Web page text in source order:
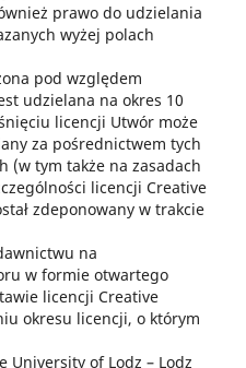
prawo do udzielania
wyżej polach
pod względem
udzielana na okres 10
licencji Utwór może
za pośrednictwem tych
(w tym także na zasadach
licencji Creative
zdeponowany w trakcie
na
w formie otwartego
licencji Creative
okresu licencji, o którym
of Lodz – Lodz